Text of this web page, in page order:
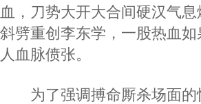
血，刀势大开大合间硬汉气
斜劈重创李东学，一股热血
人血脉偾张。
为了强调搏命厮杀场面的